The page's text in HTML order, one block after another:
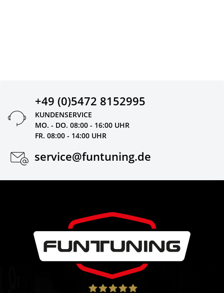
+49 (0)5472 8152995
KUNDENSERVICE
MO. - DO. 08:00 - 16:00 UHR
FR. 08:00 - 14:00 UHR
service@funtuning.de